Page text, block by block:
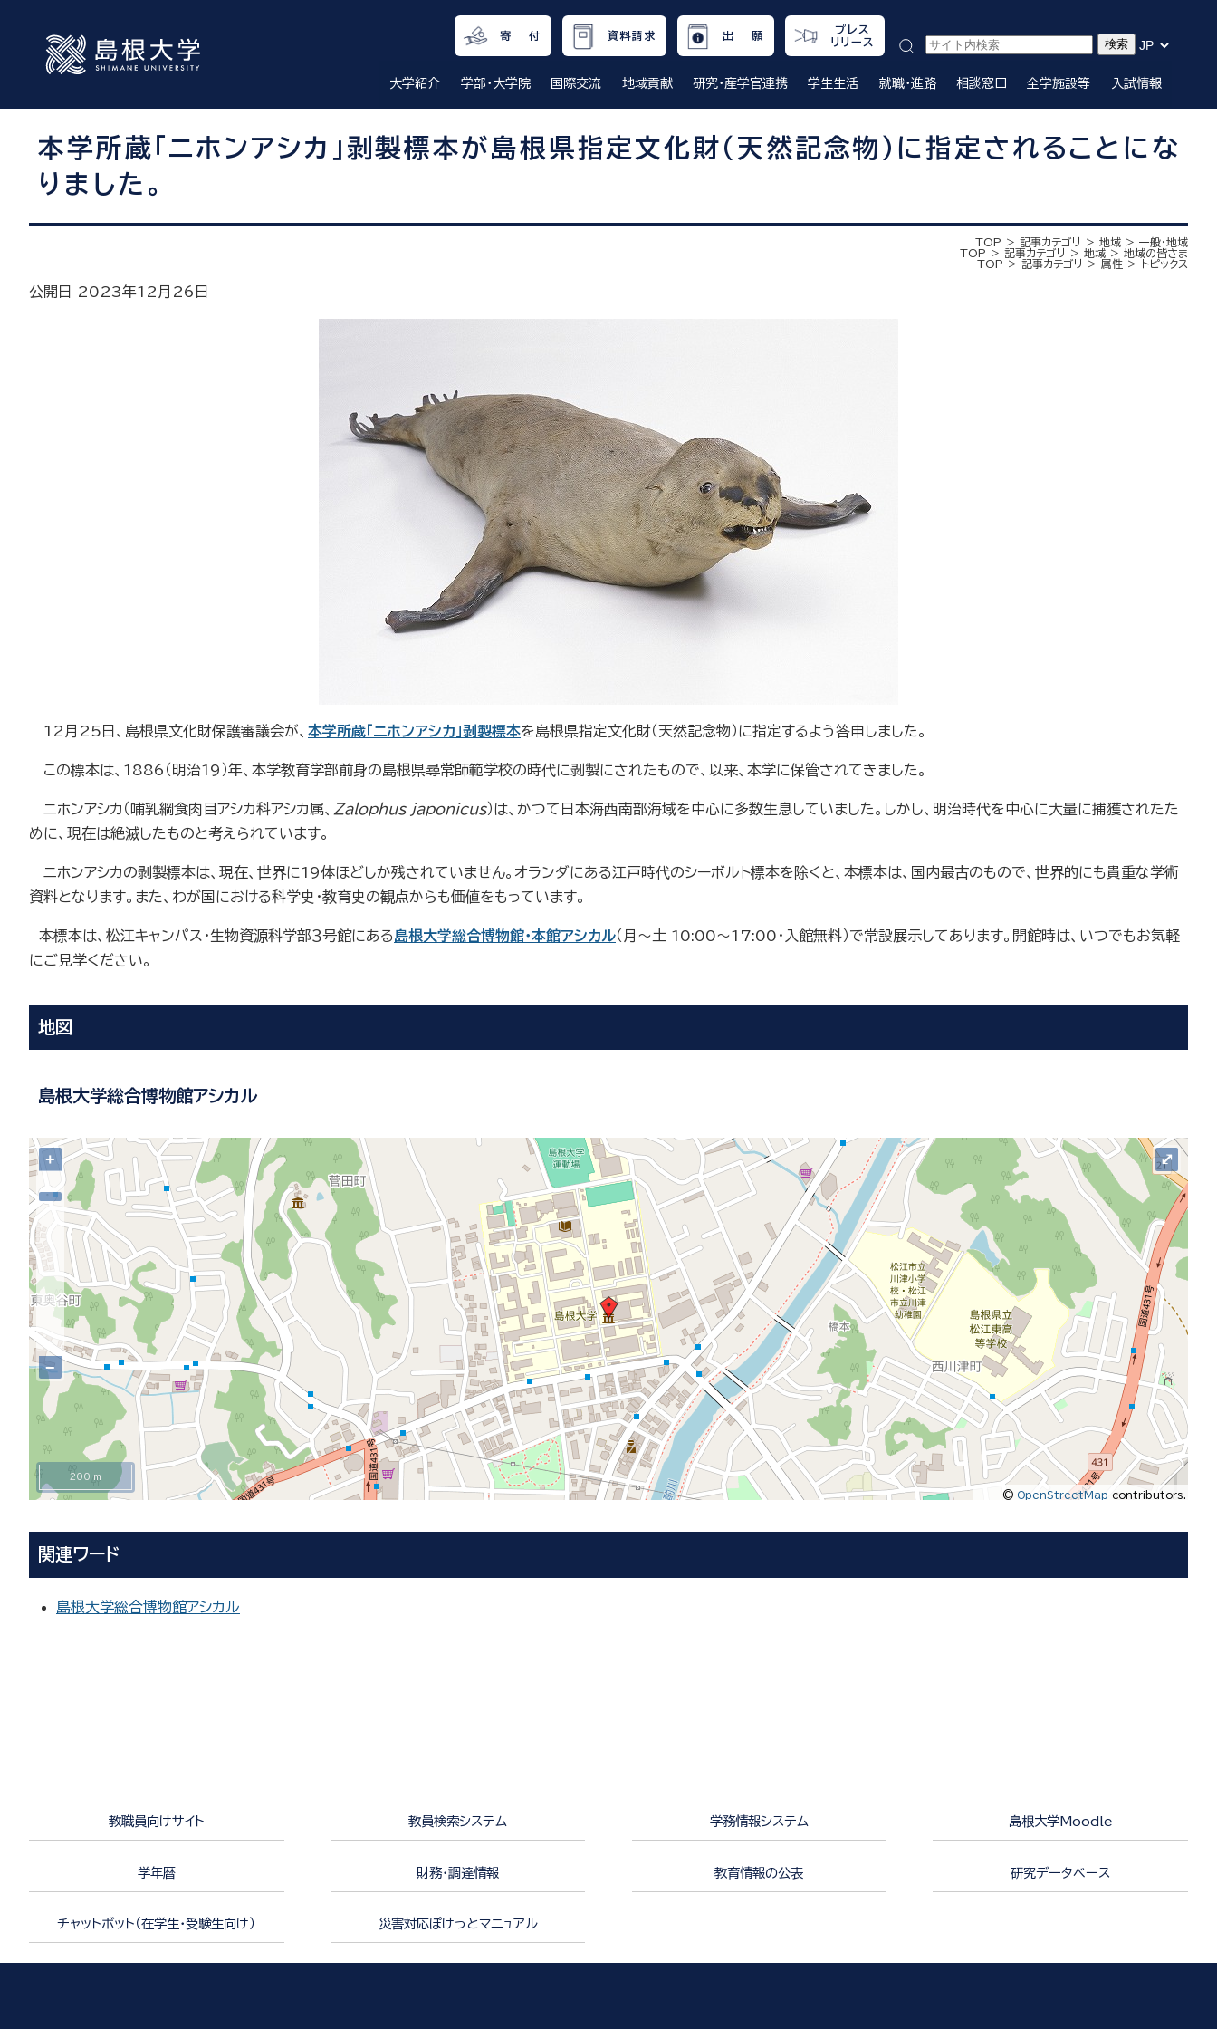
寄 付 資料請求 出 願
プレス
リリース
大学紹介 学部・大学院 国際交流 地域貢献 研究・産学官連携 学生生活 就職・進路 相談窓口 全学施設等 入試情報
本学所蔵「ニホンアシカ」剥製標本が島根県指定文化財（天然記念物）に指定されることにな
りました。
TOP 記事カテゴリ 地域
一般・地域
TOP
記事カテゴリ 地域
地域の皆さま
TOP
記事カテゴリ 属性 トピックス
公開日 2023年12月26日
12月25日、島根県文化財保護審議会が、 本学所蔵「ニホンアシカ」剥製標本を島根県指定文化財（天然記念物）に指定するよう答申しました。
この標本は、1886（明治19）年、本学教育学部前身の島根県尋常師範学校の時代に剥製にされたもので、以来、本学に保管されてきました。
ニホンアシカ（哺乳綱食肉目アシカ科アシカ属、 Zalophus japonicus）は、かつて日本海西南部海域を中心に多数生息していました。しかし、明治時代を中心に大量に捕獲されたた
めに、現在は絶滅したものと考えられています。
ニホンアシカの剥製標本は、現在、世界に19体ほどしか残されていません。オランダにある江戸時代のシーボルト標本を除くと、本標本は、国内最古のもので、世界的にも貴重な学術
資料となります。また、わが国における科学史・教育史の観点からも価値をもっています。
本標本は、松江キャンパス・生物資源科学部３号館にある島根大学総合博物館・本館アシカル（月～土 10:00～17:00・入館無料）で常設展示してあります。開館時は、いつでもお気軽
にご見学ください。
地図
島根大学総合博物館アシカル
+
−
© OpenStreetMap contributors.
200 m
⤢
関連ワード
島根大学総合博物館アシカル
教職員向けサイト 教員検索システム 学務情報システム 島根大学Moodle
学年暦 財務・調達情報 教育情報の公表 研究データベース
チャットボット（在学生・受験生向け） 災害対応ぽけっとマニュアル